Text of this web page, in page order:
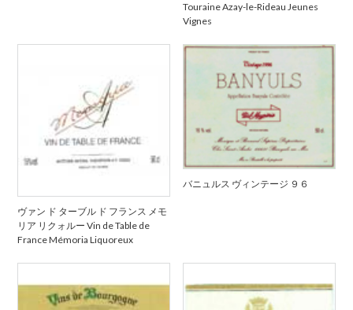
Touraine Azay-le-Rideau Jeunes
Vignes
ヴァン ド ターブル ド フランス メモ
リア リクォルー Vin de Table de
France Mémoria Liquoreux
バニュルス ヴィンテージ ９６